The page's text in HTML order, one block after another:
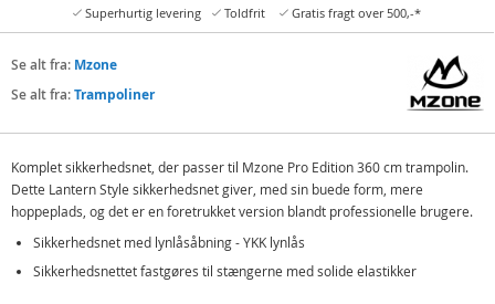
Superhurtig levering
Toldfrit Gratis fragt over 500,-*
Se alt fra: Mzone
Se alt fra:Trampoliner
Komplet sikkerhedsnet, der passer til Mzone Pro Edition 360 cm trampolin.
Dette Lantern Style sikkerhedsnet giver, med sin buede form, mere
hoppeplads, og det er en foretrukket version blandt professionelle brugere.
Sikkerhedsnet med lynlåsåbning - YKK lynlås
Sikkerhedsnettet fastgøres til stængerne med solide elastikker